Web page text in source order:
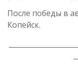
После победы в
Копейск.